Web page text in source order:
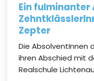
Ein fulminanter
Zepter
Die AbsolventInnen
ihren Abschied mit
Realschule Lichtenau